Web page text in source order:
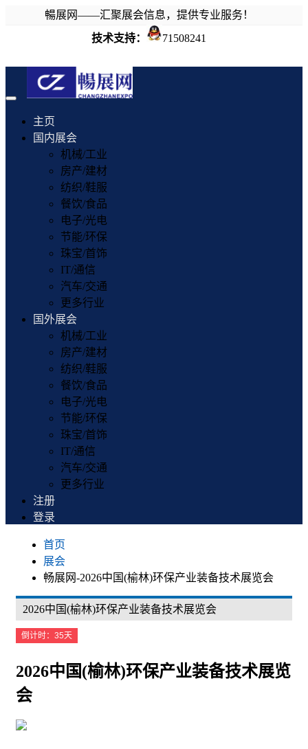
暢展网——汇聚展会信息，提供专业服务！
技术支持：
71508241
Toggle
navigation
主页
国内展会
机械/工业
房产/建材
纺织/鞋服
餐饮/食品
电子/光电
节能/环保
珠宝/首饰
IT/通信
汽车/交通
更多行业
国外展会
机械/工业
房产/建材
纺织/鞋服
餐饮/食品
电子/光电
节能/环保
珠宝/首饰
IT/通信
汽车/交通
更多行业
注册
登录
首页
展会
畅展网-2026中国(榆林)环保产业装备技术展览会
2026中国(榆林)环保产业装备技术展览会
倒计时：35天
2026中国(榆林)环保产业装备技术展览
会